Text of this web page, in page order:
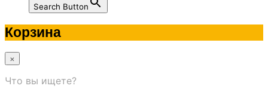
Search Button
Корзина
×
Что вы ищете?